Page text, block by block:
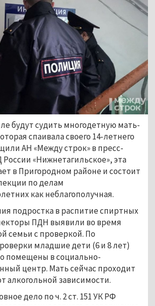
будут судить многодетную мать-
спаивала своего 14-летнего
АН «Между строк» в пресс-
«Нижнетагильское», эта
в Пригородном районе и состоит
по делам
как неблагополучная.
подростка в распитие спиртных
ПДН выявили во время
семьи с проверкой. По
младшие дети (6 и 8 лет)
помещены в социально-
центр. Мать сейчас проходит
алкогольной зависимости.
дело по ч. 2 ст. 151 УК РФ